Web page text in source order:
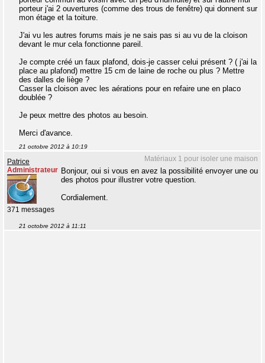
porteur j'ai 2 ouvertures (comme des trous de fenêtre) qui donnent sur
mon étage et la toiture.
J'ai vu les autres forums mais je ne sais pas si au vu de la cloison
devant le mur cela fonctionne pareil.
Je compte créé un faux plafond, dois-je casser celui présent ? ( j'ai la
place au plafond) mettre 15 cm de laine de roche ou plus ? Mettre
des dalles de liège ?
Casser la cloison avec les aérations pour en refaire une en placo
doublée ?
Je peux mettre des photos au besoin.
Merci d'avance.
21 octobre 2012 à 10:19
Matériaux 1 pour isoler une maison
Patrice
Administrateur
371 messages
Bonjour, oui si vous en avez la possibilité envoyer une ou
des photos pour illustrer votre question.
Cordialement.
21 octobre 2012 à 11:11